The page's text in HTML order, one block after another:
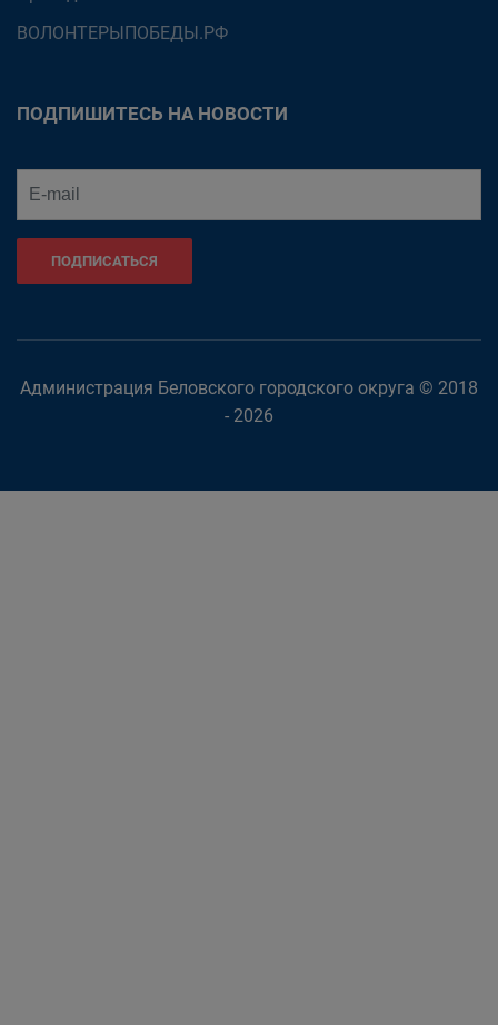
ВОЛОНТЕРЫПОБЕДЫ.РФ
ПОДПИШИТЕСЬ НА НОВОСТИ
ПОДПИСАТЬСЯ
Администрация Беловского городского округа © 2018
- 2026